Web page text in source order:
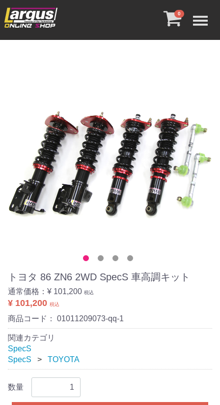
0
トヨタ 86 ZN6 2WD SpecS 車高調キット
通常価格： ¥ 101,200 税込
¥ 101,200 税込
商品コード： 01011209073-qq-1
関連カテゴリ
SpecS
SpecS
TOYOTA
数量